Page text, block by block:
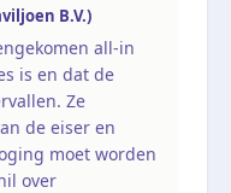
B.V.)
all-in
is en dat de
Ze
de eiser en
moet worden
over